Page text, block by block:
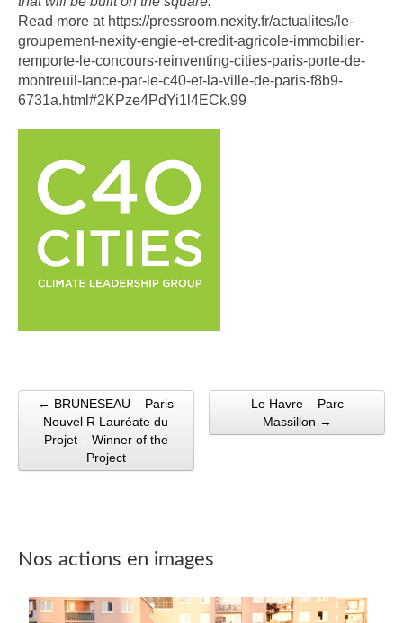
Read more at https://pressroom.nexity.fr/actualites/le-
groupement-nexity-engie-et-credit-agricole-immobilier-
remporte-le-concours-reinventing-cities-paris-porte-de-
montreuil-lance-par-le-c40-et-la-ville-de-paris-f8b9-
6731a.html#2KPze4PdYi1l4ECk.99
Post navigation
← BRUNESEAU – Paris
Nouvel R Lauréate du
Projet – Winner of the
Project
Le Havre – Parc
Massillon →
Nos actions en images